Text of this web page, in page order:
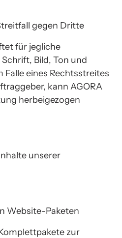
gegen Dritte
für jegliche
Bild, Ton und
Falle eines Rechtsstreites
kann AGORA
herbeigezogen
unserer
Website-Paketen
zur